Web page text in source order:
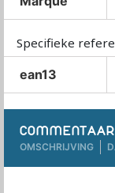
Specifieke
ean13
COMMENTAAR
OMSCHRIJVING